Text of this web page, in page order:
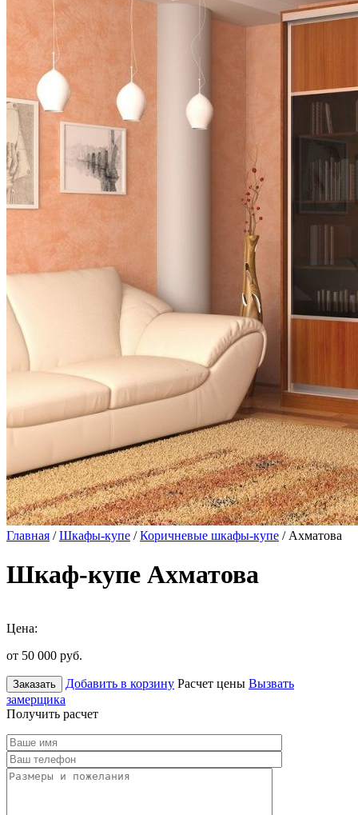
Главная /Шкафы-купе /Коричневые шкафы-купе / Ахматова
Шкаф-купе Ахматова
Цена:
от 50 000 руб.
Заказать Добавить в корзину Расчет цены Вызвать
замерщика
Получить расчет